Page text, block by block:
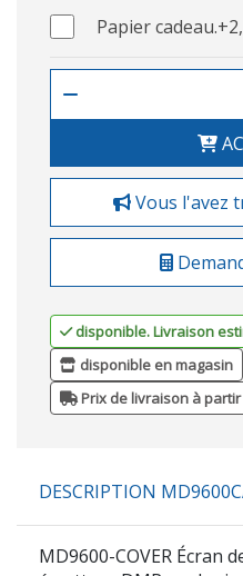
Papier cadeau.
Vous l'avez
disponible. Livraison
disponible en magasin
Prix de livraison à partir
DESCRIPTION
MD9600-COVER Écran